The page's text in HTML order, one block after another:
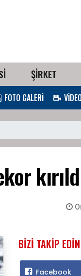
ŞİRKET
FOTO GALERİ
BIZI TAKIP EDIN
Facebook